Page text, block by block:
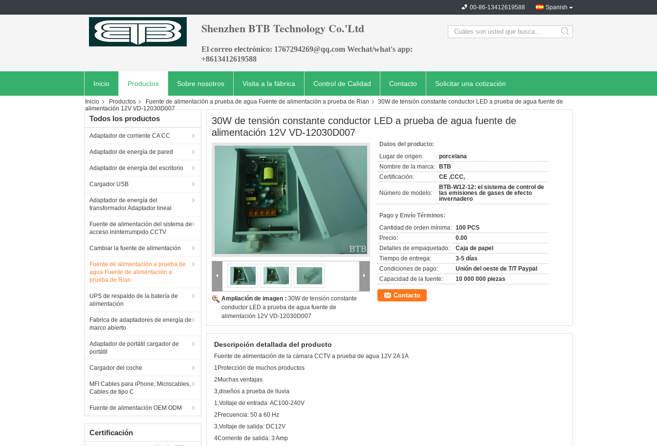
Spanish
00-86-13412619588
Shenzhen BTB Technology Co.'Ltd
El correo electrónico: 1767294269@qq.com Wechat/what's app:
+8613412619588
search
Inicio Productos Sobre nosotros Visita a la fábrica Control de Calidad Contacto Solicitar una cotización
Inicio Productos Fuente de alimentación a prueba de agua Fuente de alimentación a prueba de Rian
30W de tensión constante conductor LED a prueba de agua fuente de
alimentación 12V VD-12030D007
Todos los productos
Adaptador de corriente CA CC
Adaptador de energía de pared
Adaptador de energía del escritorio
Cargador USB
Adaptador de energía del
transformador Adaptador lineal
Fuente de alimentación del sistema de
acceso ininterrumpido CCTV
Cambiar la fuente de alimentación
Fuente de alimentación a prueba de
agua Fuente de alimentación a
prueba de Rian
UPS de respaldo de la batería de
alimentación
Fabrica de adaptadores de energía de
marco abierto
Adaptador de portátil cargador de
portátil
Cargador del coche
MFI Cables para iPhone, Microcables,
Cables de tipo C
Fuente de alimentación OEM.ODM
Certificación
30W de tensión constante conductor LED a prueba de agua fuente de
alimentación 12V VD-12030D007
Ampliación de imagen : 30W de tensión constante
conductor LED a prueba de agua fuente de
alimentación 12V VD-12030D007
Datos del producto:
Lugar de origen:
porcelana
Nombre de la marca:
BTB
Certificación:
CE ,CCC,
Número de modelo:
BTB-W12-12: el sistema de control de
las emisiones de gases de efecto
invernadero
Pago y Envío Términos:
Cantidad de orden mínima: 100 PCS
Precio:
0.00
Detalles de empaquetado:
Caja de papel
Tiempo de entrega:
3-5 días
Condiciones de pago:
Unión del oeste de T/T Paypal
Capacidad de la fuente:
10 000 000 piezas
Contacto
Descripción detallada del producto
Fuente de alimentación de la cámara CCTV a prueba de agua 12V 2A 1A
1Protección de muchos productos
2Muchas ventajas
3,diseños a prueba de lluvia
1,Voltaje de entrada: AC100-240V
2Frecuencia: 50 a 60 Hz
3,Voltaje de salida: DC12V
4Corriente de salida: 3 Amp